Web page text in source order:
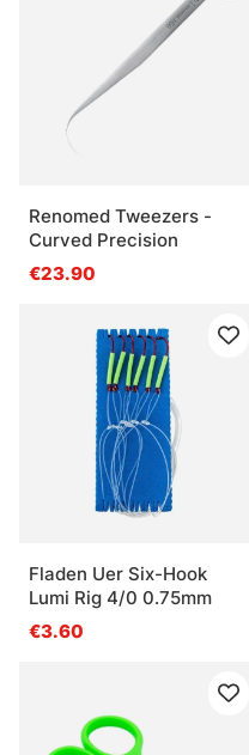
Renomed Tweezers -
Curved Precision
€23.90
Fladen Uer Six-Hook
Lumi Rig 4/0 0.75mm
€3.60